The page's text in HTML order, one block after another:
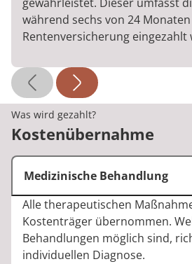
während sechs von 24
Rentenversicherung eingezahlt
Was wird gezahlt?
Kostenübernahme
Medizinische Behandlung
Alle therapeutischen
Kostenträger übernommen.
Behandlungen möglich sind,
individuellen Diagnose.